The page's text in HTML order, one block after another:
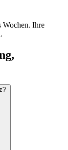
Wochen. Ihre